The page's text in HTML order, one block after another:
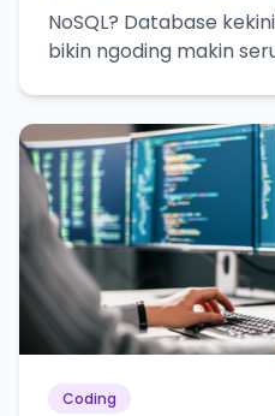
NoSQL? Database
bikin ngoding makin
Coding